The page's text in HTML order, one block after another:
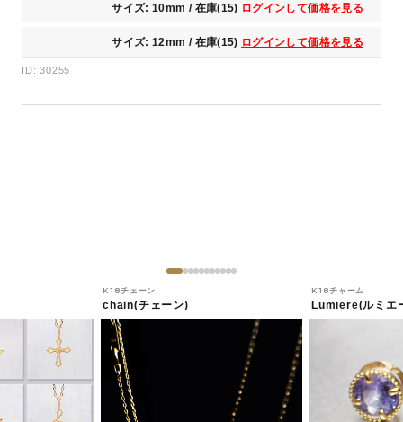
サイズ: 10mm / 在庫(15) ログインして価格を見る
サイズ: 12mm / 在庫(15) ログインして価格を見る
ID: 30255
K18チェーン
chain(チェーン)
K18チャーム
Lumiere(ルミエ